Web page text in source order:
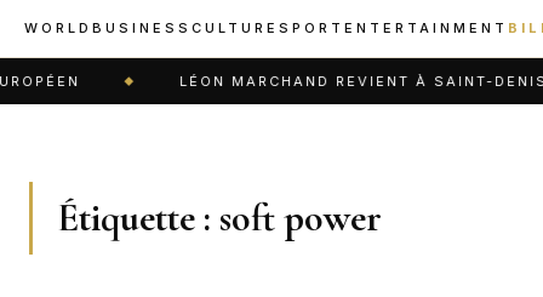
WORLD BUSINESS CULTURE SPORT ENTERTAINMENT
LÉON MARCHAND REVIENT À SAINT-DENIS
Étiquette : soft power